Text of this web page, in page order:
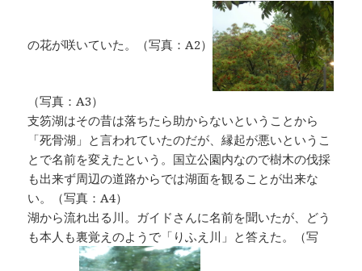
の花が咲いていた。（写真：A2）
（写真：A3）
支笏湖はその昔は落ちたら助からないということから
「死骨湖」と言われていたのだが、縁起が悪いというこ
とで名前を変えたという。国立公園内なので樹木の伐採
も出来ず周辺の道路からでは湖面を観ることが出来な
い。（写真：A4）
湖から流れ出る川。ガイドさんに名前を聞いたが、どう
も本人も裏覚えのようで「りふえ川」と答えた。（写